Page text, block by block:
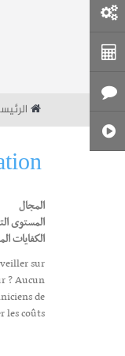
المجال
المستوى
الكفايات
sur
? Aucun
de
coûts.